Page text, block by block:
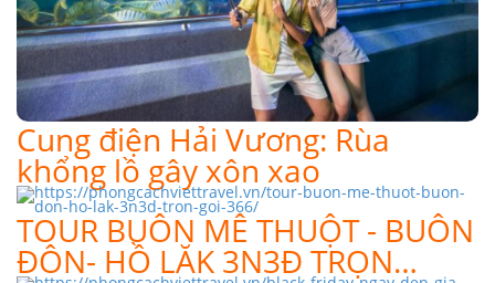
Cung điện Hải Vương: Rùa
khổng lồ gây xôn xao
TOUR BUÔN MÊ THUỘT - BUÔN
ĐÔN- HỒ LĂK 3N3Đ TRỌN…